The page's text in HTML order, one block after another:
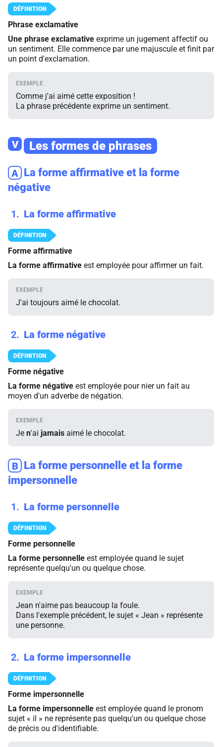
Phrase exclamative
Une phrase exclamative exprime un jugement affectif ou
un sentiment. Elle commence par une majuscule et finit par
un point d'exclamation.
Comme j'ai aimé cette exposition !
La phrase précédente exprime un sentiment.
V Les formes de phrases
A La forme affirmative et la forme
négative
1 La forme affirmative
Forme affirmative
La forme affirmative est employée pour affirmer un fait.
J'ai toujours aimé le chocolat.
2 La forme négative
Forme négative
La forme négative est employée pour nier un fait au
moyen d'un adverbe de négation.
Je n'ai jamais aimé le chocolat.
B La forme personnelle et la forme
impersonnelle
1 La forme personnelle
Forme personnelle
La forme personnelle est employée quand le sujet
représente quelqu'un ou quelque chose.
Jean n'aime pas beaucoup la foule.
Dans l'exemple précédent, le sujet « Jean » représente
une personne.
2 La forme impersonnelle
Forme impersonnelle
La forme impersonnelle est employée quand le pronom
sujet « il » ne représente pas quelqu'un ou quelque chose
de précis ou d'identifiable.